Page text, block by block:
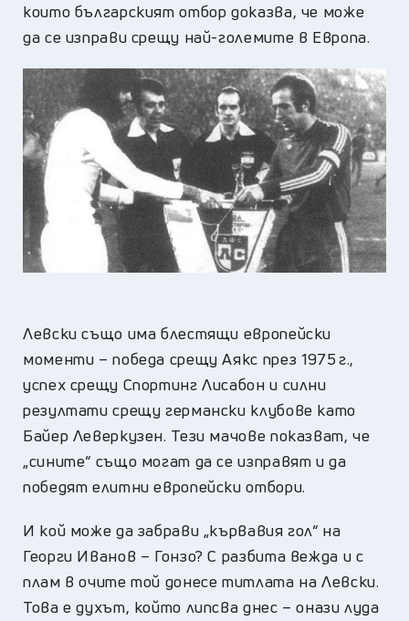
които българският отбор доказва, че може
да се изправи срещу най-големите в Европа.
Левски също има блестящи европейски
моменти – победа срещу Аякс през 1975 г.,
успех срещу Спортинг Лисабон и силни
резултати срещу германски клубове като
Байер Леверкузен. Тези мачове показват, че
„сините“ също могат да се изправят и да
победят елитни европейски отбори.
И кой може да забрави „кървавия гол“ на
Георги Иванов – Гонзо? С разбита вежда и с
плам в очите той донесе титлата на Левски.
Това е духът, който липсва днес – онази луда